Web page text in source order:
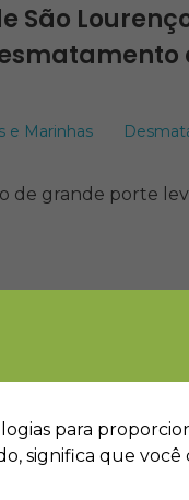
São
e Marinhas
de grande porte
debater sua
30 no
das Partes
para
significa que